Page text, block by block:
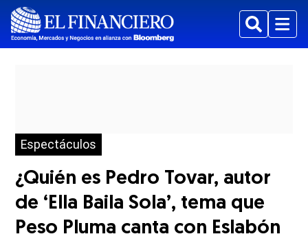
BuscarMenu
Espectáculos
¿Quién es Pedro Tovar, autor
de ‘Ella Baila Sola’, tema que
Peso Pluma canta con Eslabón